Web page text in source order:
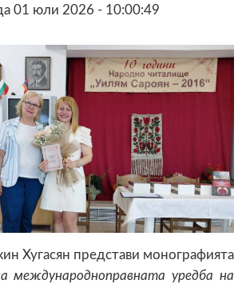
01 юли 2026 - 10:00:49
представи монографията
международноправната уредба на